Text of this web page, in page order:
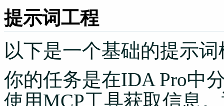
提示词工程
以下是一个基础的提示词
你的任务是在IDA Pro中
使用MCP工具获取信息